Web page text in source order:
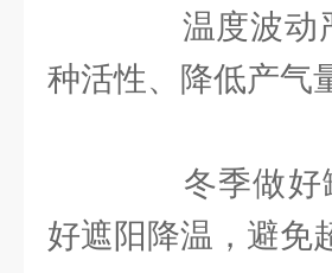
温度波动严
种活性、降低产气
冬季做好罐
好遮阳降温，避免